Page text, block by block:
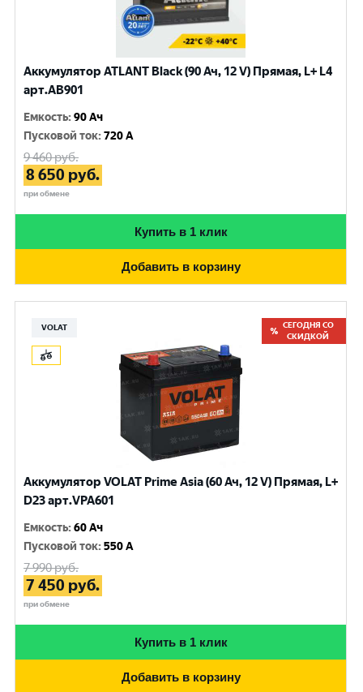
Аккумулятор ATLANT Black (90 Ач, 12 V) Прямая, L+ L4
арт.AB901
Емкость:90 Ач
Пусковой ток:720 A
9 460руб.
8 650 руб.
при обмене
Купить в 1 клик
Добавить в корзину
VOLAT
СЕГОДНЯ СО
СКИДКОЙ
Аккумулятор VOLAT Prime Asia (60 Ач, 12 V) Прямая, L+
D23 арт.VPA601
Емкость:60 Ач
Пусковой ток:550 A
7 990руб.
7 450 руб.
при обмене
Купить в 1 клик
Добавить в корзину